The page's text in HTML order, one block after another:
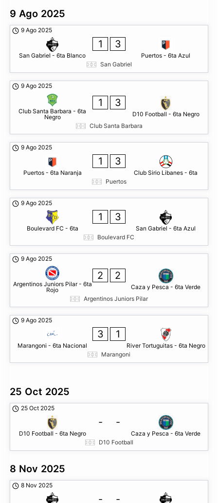
9 Ago 2025
9 Ago 2025
San Gabriel - 6ta Blanco
1 3
Puertos - 6ta Azul
San Gabriel
9 Ago 2025
Club Santa Barbara - 6ta
Negro
1 3
D10 Football - 6ta Negro
Club Santa Barbara
9 Ago 2025
Puertos - 6ta Naranja
1 3
Club Sirio Libanes - 6ta
Puertos
9 Ago 2025
Boulevard FC - 6ta
1 3
San Gabriel - 6ta Azul
Boulevard FC
9 Ago 2025
Argentinos Juniors Pilar - 6ta
Rojo
2 2
Caza y Pesca - 6ta Verde
Argentinos Juniors Pilar
9 Ago 2025
Marangoni - 6ta Nacional
3 1
River Tortuguitas - 6ta Negro
Marangoni
25 Oct 2025
25 Oct 2025
D10 Football - 6ta Negro
- -
Caza y Pesca - 6ta Verde
D10 Football
8 Nov 2025
8 Nov 2025
- -